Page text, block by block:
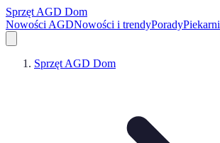
Sprzęt AGD Dom
Nowości AGDNowości i trendyPorady
Sprzęt AGD Dom